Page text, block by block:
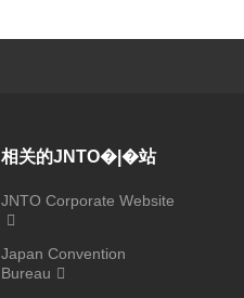
相关的JNTO�|�站
JNTO Corporate Website
Japan Convention
Bureau